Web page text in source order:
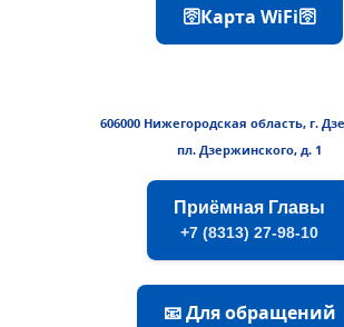
🛜Карта WiFi🛜
606000 Нижегородская область, г.
пл. Дзержинского, д. 1
Приёмная Главы
+7 (8313) 27-98-10
📧 Для обращений